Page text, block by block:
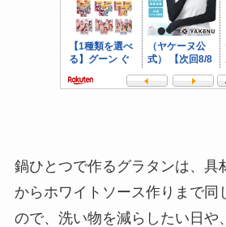
鍋ひとつで作るグラタンは、具
からホワイトソース作りまで同
ので、洗い物を減らしたい日や